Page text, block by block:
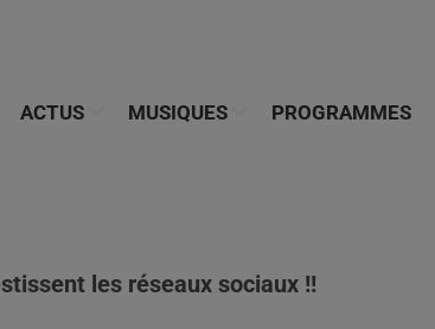
ACTUS MUSIQUES PROGRAMMES
les réseaux sociaux !!